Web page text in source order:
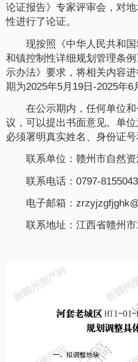
论证报告》专家评审会，对
性进行了论证。
现按照《中华人民共和国
和镇控制性详细规划管理条
示办法》要求，将相关内容
期为2025年5月19日-2025年6
在公示期内，任何单位和
议，可以提出书面意见。单
必须署明真实姓名、身份证号
联系单位：赣州市自然资
联系电话：0797-8155043
电子邮箱：
联系地址：江西省赣州市